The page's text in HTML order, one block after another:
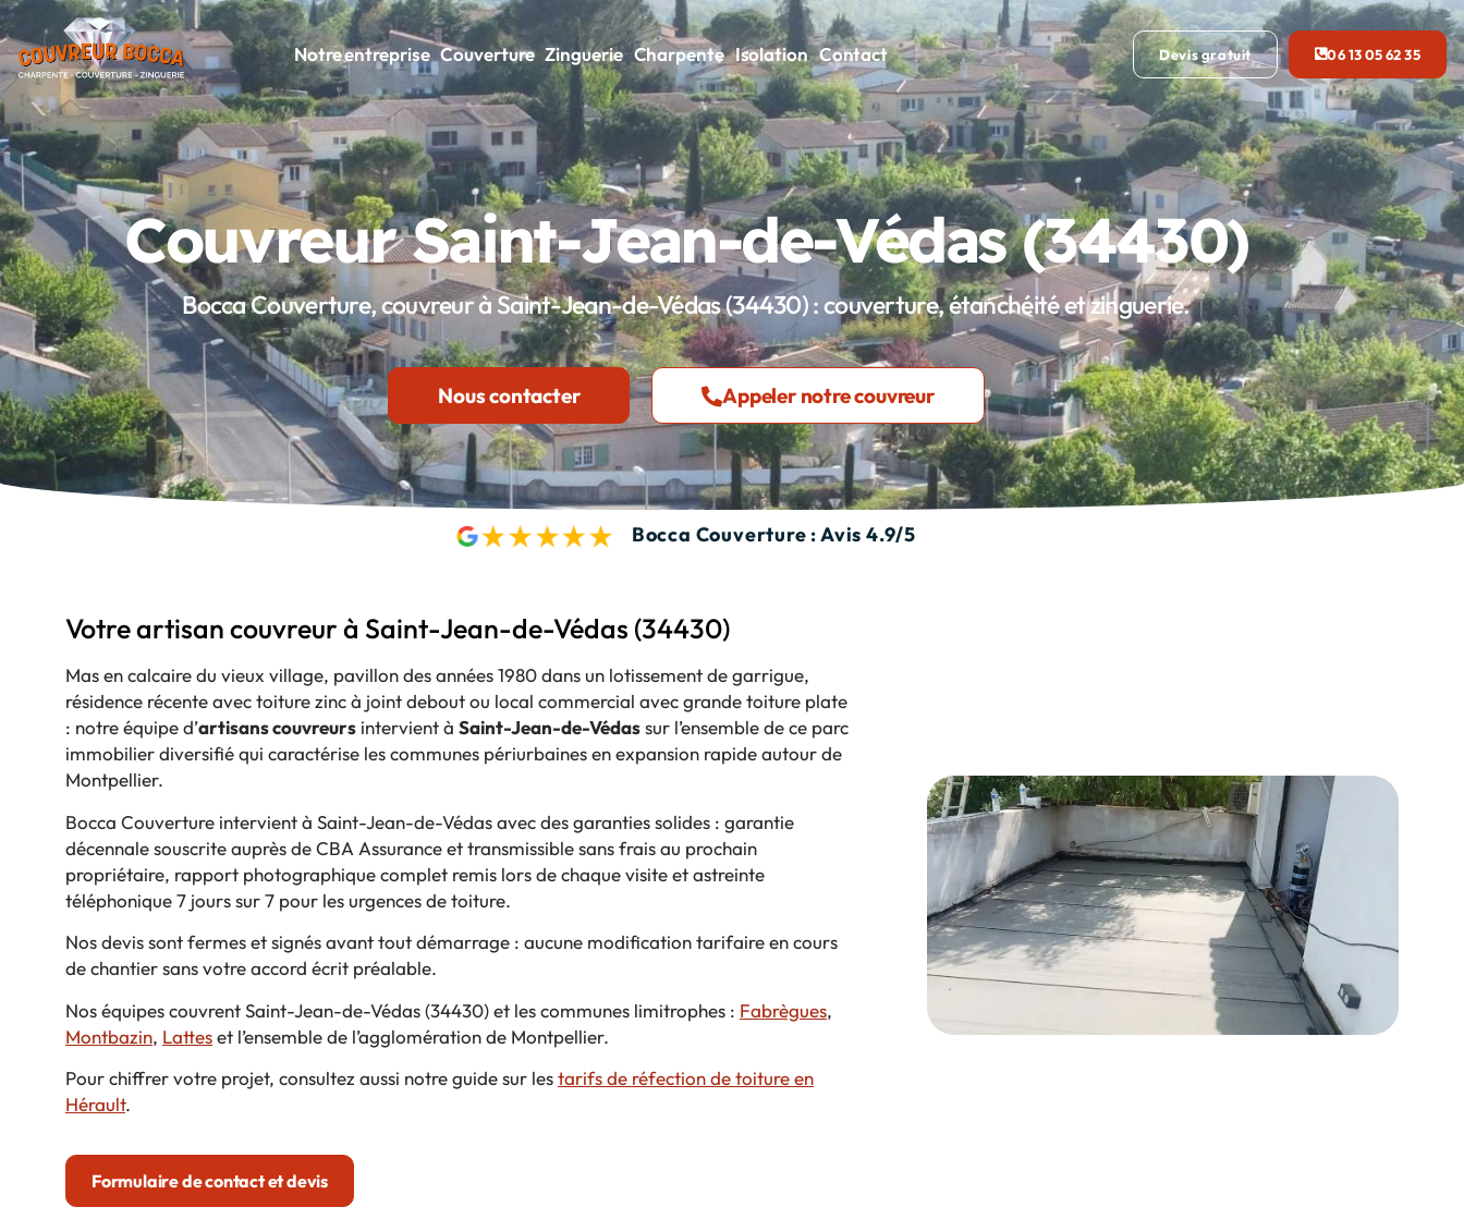
Notre entreprise Couverture Zinguerie Charpente Isolation Contact Devis gratuit 06 13 05 62 35
Couvreur Saint-Jean-de-Védas (34430)
Bocca Couverture, couvreur à Saint-Jean-de-Védas (34430) : couverture, étanchéité et zinguerie.
Nous contacter Appeler notre couvreur
Bocca Couverture : Avis 4.9/5
Votre artisan couvreur à Saint-Jean-de-Védas (34430)
Mas en calcaire du vieux village, pavillon des années 1980 dans un lotissement de garrigue,
résidence récente avec toiture zinc à joint debout ou local commercial avec grande toiture plate
: notre équipe d’artisans couvreurs intervient à Saint-Jean-de-Védassur l’ensemble de ce parc
immobilier diversifié qui caractérise les communes périurbaines en expansion rapide autour de
Montpellier.
Bocca Couverture intervient à Saint-Jean-de-Védas avec des garanties solides : garantie
décennale souscrite auprès de CBA Assurance et transmissible sans frais au prochain
propriétaire, rapport photographique complet remis lors de chaque visite et astreinte
téléphonique 7 jours sur 7 pour les urgences de toiture.
Nos devis sont fermes et signés avant tout démarrage : aucune modification tarifaire en cours
de chantier sans votre accord écrit préalable.
Nos équipes couvrent Saint-Jean-de-Védas (34430) et les communes limitrophes : Fabrègues,
Montbazin, Latteset l’ensemble de l’agglomération de Montpellier.
Pour chiffrer votre projet, consultez aussi notre guide sur lestarifs de réfection de toiture en
Hérault.
Formulaire de contact et devis